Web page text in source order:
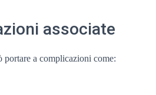
associate
portare a complicazioni come: